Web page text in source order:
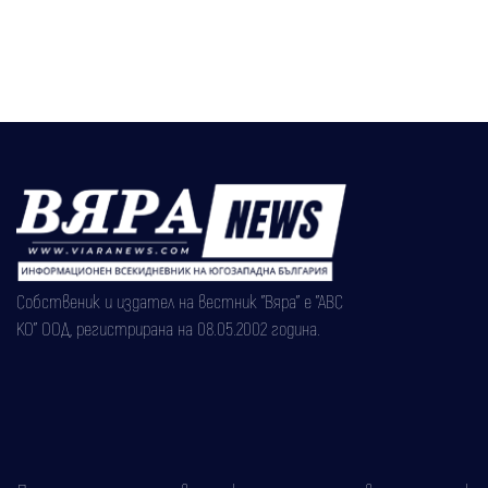
Собственик и издател на вестник "Вяра" е "АВС
КО" ООД, регистрирана на 08.05.2002 година.